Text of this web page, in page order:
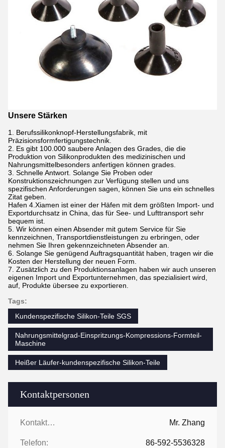
Kontaktpersonen
Kontaktpersonen: Mr. Zhang
Telefon: 86-592-5536328
Unsere Stärken
1. Berufssilikonknopf-Herstellungsfabrik, mit
Präzisionsformfertigungstechnik.
2. Es gibt 100.000 saubere Anlagen des Grades, die die
Produktion von Silikonprodukten des medizinischen und
Nahrungsmittelbesonders anfertigen können grades.
3. Schnelle Antwort. Solange Sie Proben oder
Konstruktionszeichnungen zur Verfügung stellen und uns
spezifischen Anforderungen sagen, können Sie uns ein schnelles
Zitat geben.
Hafen 4.Xiamen ist einer der Häfen mit dem größten Import- und
Exportdurchsatz in China, das für See- und Lufttransport sehr
bequem ist.
5. Wir können einen Absender mit gutem Service für Sie
kennzeichnen, Transportdienstleistungen zu erbringen, oder
nehmen Sie Ihren gekennzeichneten Absender an.
6. Solange Sie genügend Auftragsquantität haben, tragen wir die
Kosten der Herstellung der neuen Form.
7. Zusätzlich zu den Produktionsanlagen haben wir auch unseren
eigenen Import und Exportunternehmen, das spezialisiert wird,
auf, Produkte übersee zu exportieren.
Tags:
Kundenspezifische Silikon-Teile SGS
Nahrungsmittelgrad-Einspritzungs-Kompressions-Formteil-
Maschine
Heißer Läufer-kundenspezifische Silikon-Teile